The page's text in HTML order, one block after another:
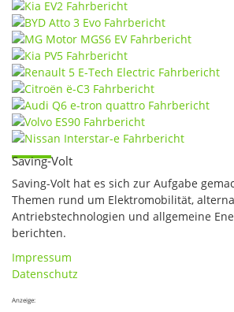
Saving-Volt
Saving-Volt hat es sich zur Aufgabe
Themen rund um Elektromobilität,
Antriebstechnologien und allgemeine
berichten.
Impressum
Datenschutz
Anzeige: